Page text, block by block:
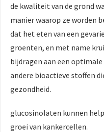
de kwaliteit van de grond
manier waarop ze worden
dat het eten van een
groenten, en met name
bijdragen aan een
andere bioactieve stoffen
gezondheid.
glucosinolaten kunnen
groei van kankercellen.